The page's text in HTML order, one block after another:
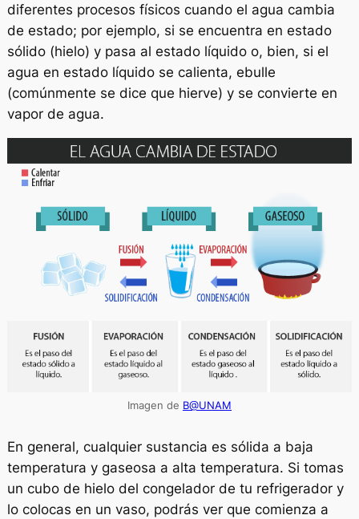
diferentes procesos físicos cuando el agua cambia
de estado; por ejemplo, si se encuentra en estado
sólido (hielo) y pasa al estado líquido o, bien, si el
agua en estado líquido se calienta, ebulle
(comúnmente se dice que hierve) y se convierte en
vapor de agua.
Imagen de B@UNAM
En general, cualquier sustancia es sólida a baja
temperatura y gaseosa a alta temperatura. Si tomas
un cubo de hielo del congelador de tu refrigerador y
lo colocas en un vaso, podrás ver que comienza a